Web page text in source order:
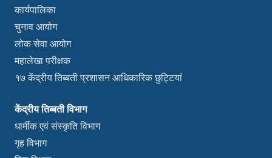
कार्यपालिका
चुनाव आयोग
लोक सेवा आयोग
महालेखा परीक्षक
१७ केंद्रीय तिब्बती प्रशासन आधिकारिक छुट्टियां
केंद्रीय तिब्बती विभाग
धार्मीक एवं संस्कृति विभाग
गृह विभाग